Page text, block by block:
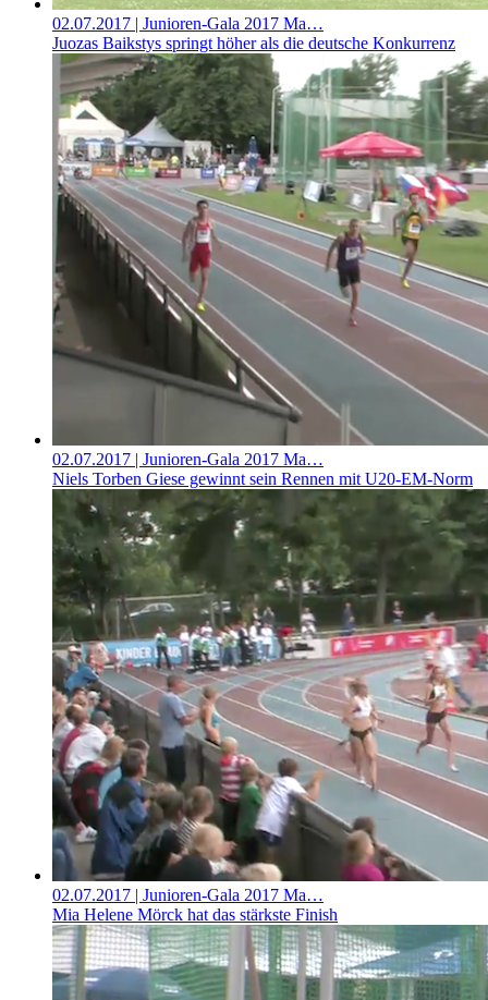
02.07.2017 | Junioren-Gala 2017 Ma…
Juozas Baikstys springt höher als die deutsche Konkurrenz
02.07.2017 | Junioren-Gala 2017 Ma…
Niels Torben Giese gewinnt sein Rennen mit U20-EM-Norm
02.07.2017 | Junioren-Gala 2017 Ma…
Mia Helene Mörck hat das stärkste Finish